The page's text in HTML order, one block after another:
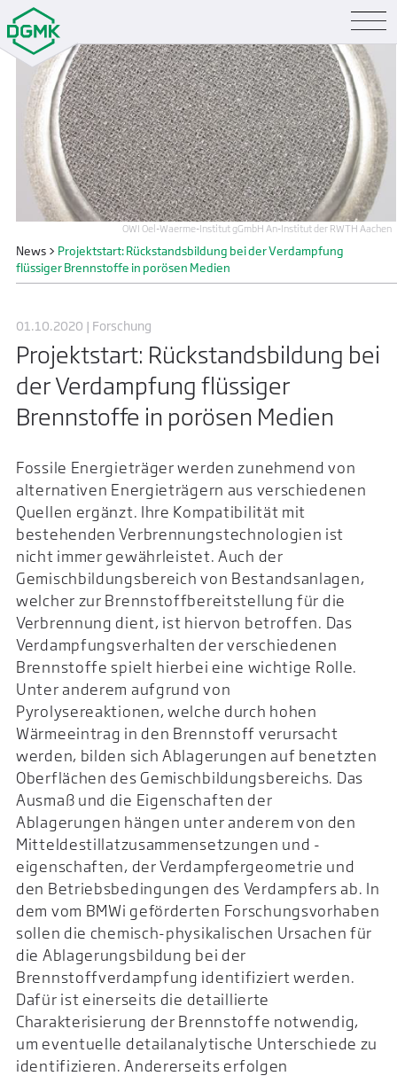
OWI Oel-Waerme-Institut gGmbH An-Institut der RWTH Aachen
News> Projektstart: Rückstandsbildung bei der Verdampfung
flüssiger Brennstoffe in porösen Medien
01.10.2020 | Forschung
Projektstart: Rückstandsbildung bei
der Verdampfung flüssiger
Brennstoffe in porösen Medien
Fossile Energieträger werden zunehmend von
alternativen Energieträgern aus verschiedenen
Quellen ergänzt. Ihre Kompatibilität mit
bestehenden Verbrennungstechnologien ist
nicht immer gewährleistet. Auch der
Gemischbildungsbereich von Bestandsanlagen,
welcher zur Brennstoffbereitstellung für die
Verbrennung dient, ist hiervon betroffen. Das
Verdampfungsverhalten der verschiedenen
Brennstoffe spielt hierbei eine wichtige Rolle.
Unter anderem aufgrund von
Pyrolysereaktionen, welche durch hohen
Wärmeeintrag in den Brennstoff verursacht
werden, bilden sich Ablagerungen auf benetzten
Oberflächen des Gemischbildungsbereichs. Das
Ausmaß und die Eigenschaften der
Ablagerungen hängen unter anderem von den
Mitteldestillatzusammensetzungen und -
eigenschaften, der Verdampfergeometrie und
den Betriebsbedingungen des Verdampfers ab. In
dem vom BMWi geförderten Forschungsvorhaben
sollen die chemisch-physikalischen Ursachen für
die Ablagerungsbildung bei der
Brennstoffverdampfung identifiziert werden.
Dafür ist einerseits die detaillierte
Charakterisierung der Brennstoffe notwendig,
um eventuelle detailanalytische Unterschiede zu
identifizieren. Andererseits erfolgen